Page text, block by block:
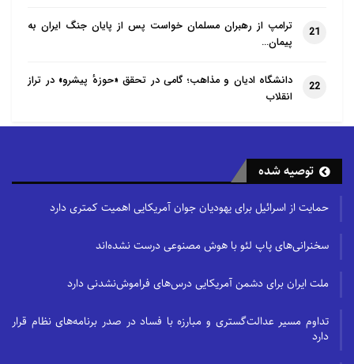
21
ترامپ از رهبران مسلمان خواست پس از پایان جنگ ایران به
پیمان…
22
دانشگاه ادیان و مذاهب؛ گامی در تحقق «حوزهٔ پیشرو» در تراز
انقلاب
توصیه شده
حمایت از اسرائیل برای یهودیان جوان آمریکایی اهمیت کمتری دارد
سخنرانی‌های پاپ لئو با هوش مصنوعی درست نشده‌اند
ملت ایران برای دشمن آمریکایی درس‌های فراموش‌نشدنی دارد
تداوم مسیر عدالت‌گستری و مبارزه با فساد در صدر برنامه‌های نظام قرار
دارد